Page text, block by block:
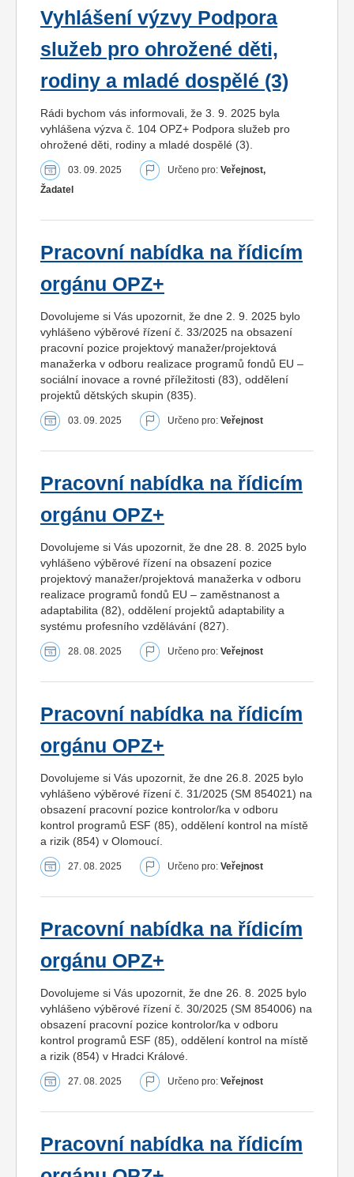
Vyhlášení výzvy Podpora
služeb pro ohrožené děti,
rodiny a mladé dospělé (3)
Rádi bychom vás informovali, že 3. 9. 2025 byla
vyhlášena výzva č. 104 OPZ+ Podpora služeb pro
ohrožené děti, rodiny a mladé dospělé (3).
03. 09. 2025 Určeno pro: Veřejnost,
Žadatel
Pracovní nabídka na řídicím
orgánu OPZ+
Dovolujeme si Vás upozornit, že dne 2. 9. 2025 bylo
vyhlášeno výběrové řízení č. 33/2025 na obsazení
pracovní pozice projektový manažer/projektová
manažerka v odboru realizace programů fondů EU –
sociální inovace a rovné příležitosti (83), oddělení
projektů dětských skupin (835).
03. 09. 2025 Určeno pro: Veřejnost
Pracovní nabídka na řídicím
orgánu OPZ+
Dovolujeme si Vás upozornit, že dne 28. 8. 2025 bylo
vyhlášeno výběrové řízení na obsazení pozice
projektový manažer/projektová manažerka v odboru
realizace programů fondů EU – zaměstnanost a
adaptabilita (82), oddělení projektů adaptability a
systému profesního vzdělávání (827).
28. 08. 2025 Určeno pro: Veřejnost
Pracovní nabídka na řídicím
orgánu OPZ+
Dovolujeme si Vás upozornit, že dne 26.8. 2025 bylo
vyhlášeno výběrové řízení č. 31/2025 (SM 854021) na
obsazení pracovní pozice kontrolor/ka v odboru
kontrol programů ESF (85), oddělení kontrol na místě
a rizik (854) v Olomoucí.
27. 08. 2025 Určeno pro: Veřejnost
Pracovní nabídka na řídicím
orgánu OPZ+
Dovolujeme si Vás upozornit, že dne 26. 8. 2025 bylo
vyhlášeno výběrové řízení č. 30/2025 (SM 854006) na
obsazení pracovní pozice kontrolor/ka v odboru
kontrol programů ESF (85), oddělení kontrol na místě
a rizik (854) v Hradci Králové.
27. 08. 2025 Určeno pro: Veřejnost
Pracovní nabídka na řídicím